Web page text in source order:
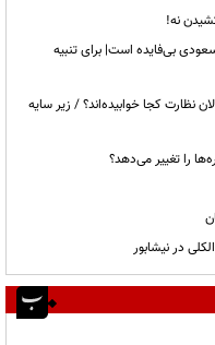
نه!
بی‌فایده است| برای تنبیه
نظارت کجا خوابیده‌اند؟ / زیر سایه
را تغییر می‌دهد؟